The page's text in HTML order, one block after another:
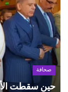
صحافة
حين سقطت